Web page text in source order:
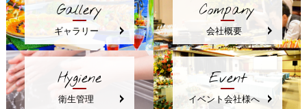
Gallery
ギャラリー
Company
会社概要
Hygiene
衛生管理
Event
イベント会社様へ